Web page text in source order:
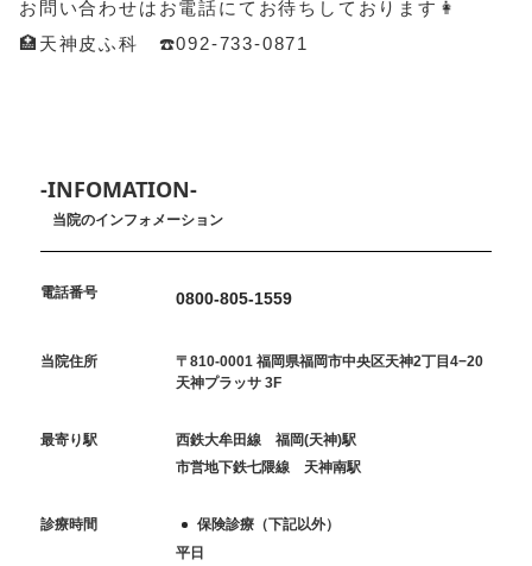
お問い合わせはお電話にてお待ちしております👩
🏥天神皮ふ科 ☎️092-733-0871
-INFOMATION-
当院のインフォメーション
電話番号 0800-805-1559
当院住所
〒810-0001 福岡県福岡市中央区天神2丁目4−20
天神プラッサ 3F
最寄り駅
西鉄大牟田線 福岡(天神)駅
市営地下鉄七隈線 天神南駅
診療時間
保険診療（下記以外）
平日